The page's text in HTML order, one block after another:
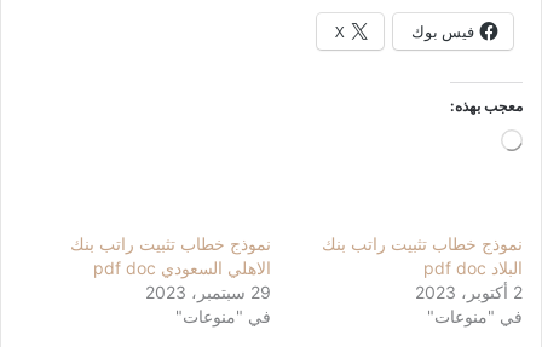
فيس بوك X
معجب بهذه:
جاري
نموذج خطاب تثبيت راتب بنك
البلاد pdf doc
2 أكتوبر، 2023
في "منوعات"
نموذج خطاب تثبيت راتب بنك
الاهلي السعودي pdf doc
29 سبتمبر، 2023
في "منوعات"